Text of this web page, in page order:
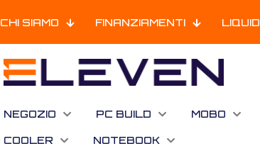
CHI SIAMO FINANZIAMENTI LIQUID
NEGOZIO PC BUILD MOBO
COOLER NOTEBOOK